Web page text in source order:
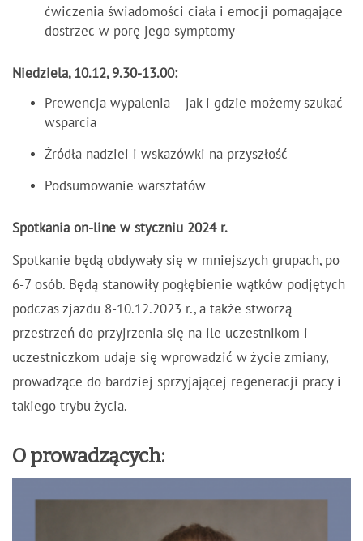
ćwiczenia świadomości ciała i emocji pomagające
dostrzec w porę jego symptomy
Niedziela, 10.12, 9.30-13.00:
Prewencja wypalenia – jak i gdzie możemy szukać
wsparcia
Źródła nadziei i wskazówki na przyszłość
Podsumowanie warsztatów
Spotkania on-line w styczniu 2024 r.
Spotkanie będą obdywały się w mniejszych grupach, po
6-7 osób. Będą stanowiły pogłębienie wątków podjętych
podczas zjazdu 8-10.12.2023 r., a także stworzą
przestrzeń do przyjrzenia się na ile uczestnikom i
uczestniczkom udaje się wprowadzić w życie zmiany,
prowadzące do bardziej sprzyjającej regeneracji pracy i
takiego trybu życia.
O prowadzących: